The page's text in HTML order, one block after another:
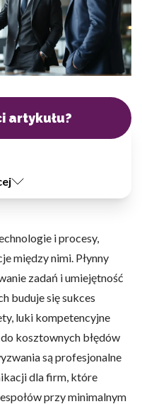
artykułu?
i procesy,
między nimi. Płynny
zadań i umiejętność
buduje się sukces
luki kompetencyjne
kosztownych błędów
są profesjonalne
dla firm, które
przy minimalnym
stron
na stronie, gromadząc i
bardziej cenne dla
które są w procesie
Odrzuć
moje preferencje